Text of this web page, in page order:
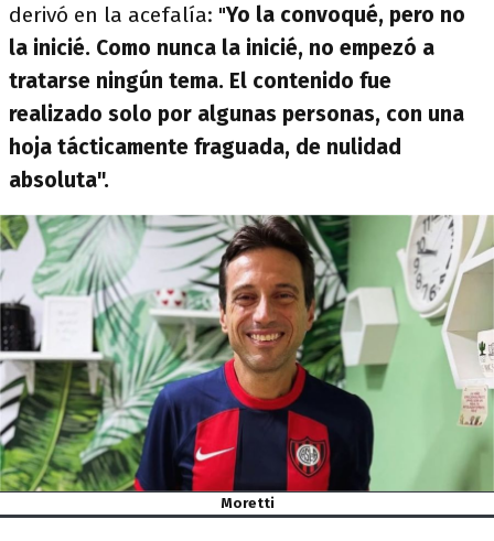
derivó en la acefalía: "Yo la convoqué, pero no
la inicié. Como nunca la inicié, no empezó a
tratarse ningún tema. El contenido fue
realizado solo por algunas personas, con una
hoja tácticamente fraguada, de nulidad
absoluta".
Moretti